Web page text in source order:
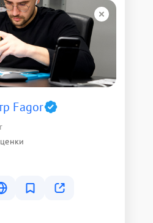
Fagor